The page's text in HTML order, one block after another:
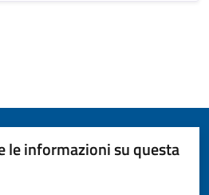
le informazioni su questa